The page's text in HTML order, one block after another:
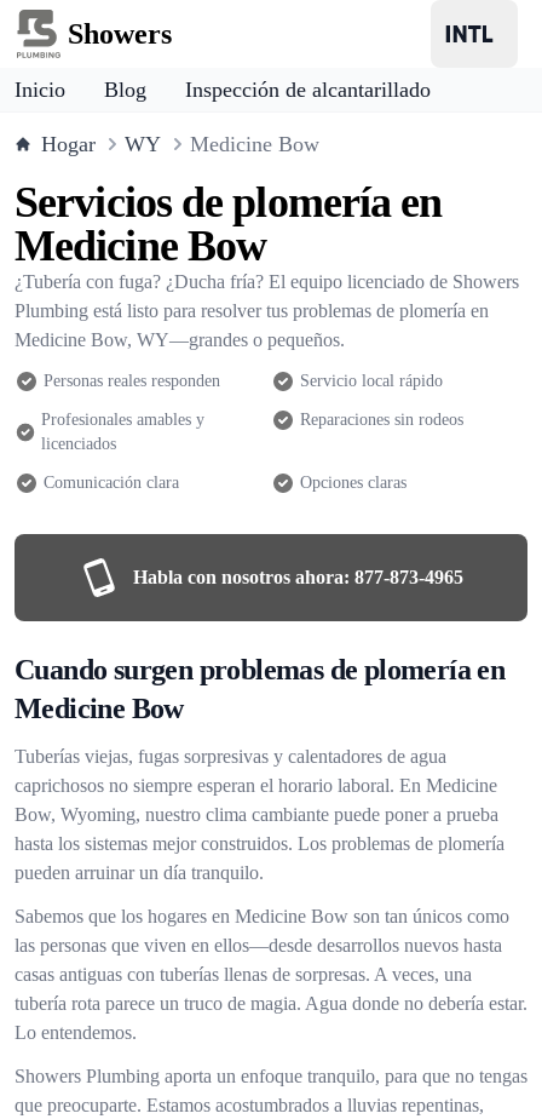
Showers
Inicio Blog Inspección de alcantarillado
Hogar WY Medicine Bow
Servicios de plomería en
Medicine Bow
¿Tubería con fuga? ¿Ducha fría? El equipo licenciado de Showers
Plumbing está listo para resolver tus problemas de plomería en
Medicine Bow, WY—grandes o pequeños.
Personas reales responden Servicio local rápido
Profesionales amables y
licenciados
Reparaciones sin rodeos
Comunicación clara Opciones claras
Habla con nosotros ahora: 877-873-4965
Cuando surgen problemas de plomería en
Medicine Bow
Tuberías viejas, fugas sorpresivas y calentadores de agua
caprichosos no siempre esperan el horario laboral. En Medicine
Bow, Wyoming, nuestro clima cambiante puede poner a prueba
hasta los sistemas mejor construidos. Los problemas de plomería
pueden arruinar un día tranquilo.
Sabemos que los hogares en Medicine Bow son tan únicos como
las personas que viven en ellos—desde desarrollos nuevos hasta
casas antiguas con tuberías llenas de sorpresas. A veces, una
tubería rota parece un truco de magia. Agua donde no debería estar.
Lo entendemos.
Showers Plumbing aporta un enfoque tranquilo, para que no tengas
que preocuparte. Estamos acostumbrados a lluvias repentinas,